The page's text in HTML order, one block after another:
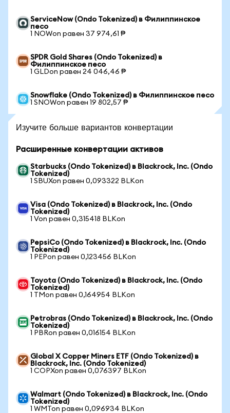
ServiceNow (Ondo Tokenized) в Филиппинское
песо
1 NOWon равен 37 974,61 ₱
SPDR Gold Shares (Ondo Tokenized) в
Филиппинское песо
1 GLDon равен 24 046,46 ₱
Snowflake (Ondo Tokenized) в Филиппинское песо
1 SNOWon равен 19 802,57 ₱
Изучите больше вариантов конвертации
Расширенные конвертации активов
Starbucks (Ondo Tokenized) в Blackrock, Inc. (Ondo
Tokenized)
1 SBUXon равен 0,093322 BLKon
Visa (Ondo Tokenized) в Blackrock, Inc. (Ondo
Tokenized)
1 Von равен 0,315418 BLKon
PepsiCo (Ondo Tokenized) в Blackrock, Inc. (Ondo
Tokenized)
1 PEPon равен 0,123456 BLKon
Toyota (Ondo Tokenized) в Blackrock, Inc. (Ondo
Tokenized)
1 TMon равен 0,164954 BLKon
Petrobras (Ondo Tokenized) в Blackrock, Inc. (Ondo
Tokenized)
1 PBRon равен 0,016154 BLKon
Global X Copper Miners ETF (Ondo Tokenized) в
Blackrock, Inc. (Ondo Tokenized)
1 COPXon равен 0,076397 BLKon
Walmart (Ondo Tokenized) в Blackrock, Inc. (Ondo
Tokenized)
1 WMTon равен 0,096934 BLKon